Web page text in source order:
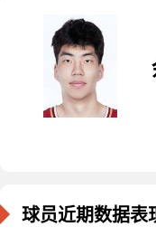
球员近期数据表